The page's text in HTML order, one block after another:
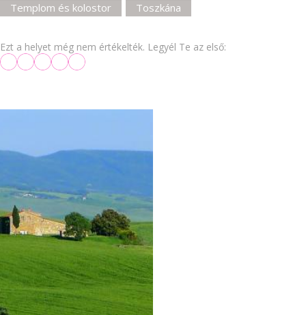
Templom és kolostor Toszkána
Ezt a helyet még nem értékelték. Legyél Te az első: